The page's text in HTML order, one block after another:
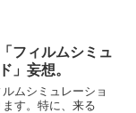
フィルムシミュ
」妄想。
ムシミュレーショ
す。特に、来る